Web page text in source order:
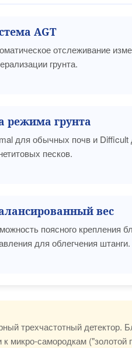
AGT
отслеживание
грунта.
режима грунта
для обычных почв и Difficult
песков.
вес
поясного крепления
для облегчения штанги.
трехчастотный детектор.
микро-самородкам